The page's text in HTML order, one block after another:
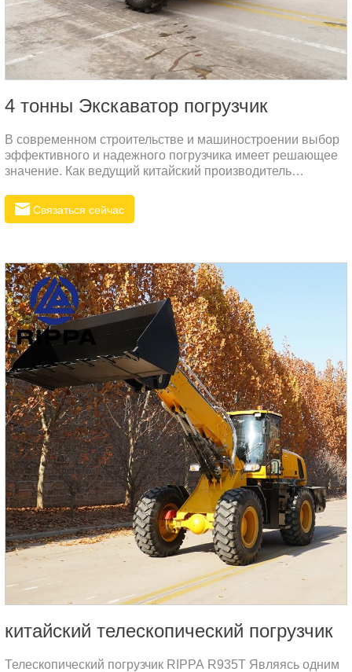
4 тонны Экскаватор погрузчик
В современном строительстве и машиностроении выбор
эффективного и надежного погрузчика имеет решающее
значение. Как ведущий китайский производитель
представляет 4-тонный экскаватор-погрузчик,
разработанный специально для российского рынка.
Связаться сейчас
китайский телескопический погрузчик
Телескопический погрузчик RIPPA R935T Являясь одним